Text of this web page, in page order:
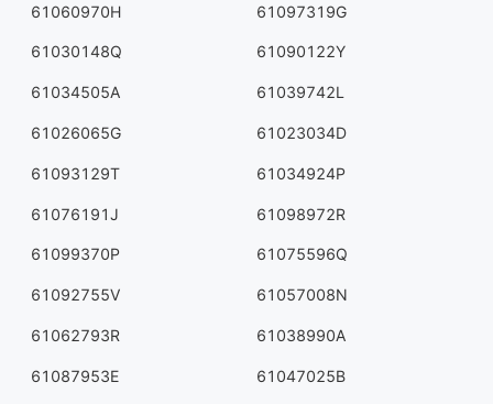
61060970H 61097319G
61030148Q 61090122Y
61034505A 61039742L
61026065G 61023034D
61093129T 61034924P
61076191J 61098972R
61099370P 61075596Q
61092755V 61057008N
61062793R 61038990A
61087953E 61047025B